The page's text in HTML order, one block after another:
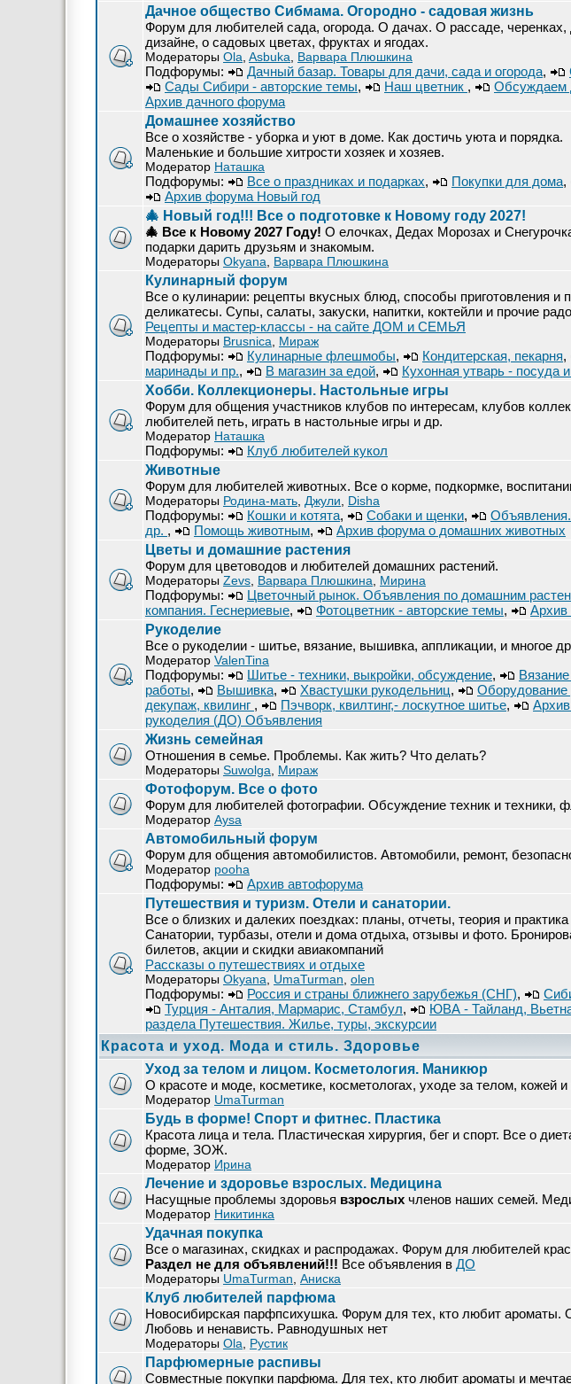
Дачное общество Сибмама. Огородно - садовая жизнь
Форум для любителей сада, огорода. О дачах. О рассаде,
дизайне, о садовых цветах, фруктах и ягодах.
Модераторы Ola Asbuka Варвара Плюшкина
Подфорумы: Дачный базар. Товары для дачи, сада и огорода,
Сады Сибири - авторские темы, Наш цветник , Обсуждаем
Архив дачного форума
Домашнее хозяйство
Все о хозяйстве - уборка и уют в доме. Как достичь уюта и порядка.
Маленькие и большие хитрости хозяек и хозяев.
Модератор Наташка
Подфорумы: Все о праздниках и подарках, Покупки для дома,
Архив форума Новый год
🎄 Новый год!!! Все о подготовке к Новому году 2027!
🎄 Все к Новому 2027 Году! О елочках, Дедах Морозах и
подарки дарить друзьям и знакомым.
Модераторы Okyana Варвара Плюшкина
Кулинарный форум
Все о кулинарии: рецепты вкусных блюд, способы приготовления
деликатесы. Супы, салаты, закуски, напитки, коктейли и прочие
Рецепты и мастер-классы - на сайте ДОМ и СЕМЬЯ
Модераторы Brusnica Мираж
Подфорумы: Кулинарные флешмобы, Кондитерская, пекарня,
маринады и пр., В магазин за едой, Кухонная утварь - посуда
Хобби. Коллекционеры. Настольные игры
Форум для общения участников клубов по интересам, клубов
любителей петь, играть в настольные игры и др.
Модератор Наташка
Подфорумы: Клуб любителей кукол
Животные
Форум для любителей животных. Все о корме, подкормке,
Модераторы Родина-мать Джули Disha
Подфорумы: Кошки и котята, Собаки и щенки,
др. , Помощь животным, Архив форума о домашних животных
Цветы и домашние растения
Форум для цветоводов и любителей домашних растений.
Модераторы Zevs Варвара Плюшкина Мирина
Подфорумы: Цветочный рынок. Объявления по домашним
компания. Геснериевые, Фотоцветник - авторские темы, Архив
Рукоделие
Все о рукоделии - шитье, вязание, вышивка, аппликации, и многое
Модератор ValenTina
Подфорумы: Шитье - техники, выкройки, обсуждение,
работы, Вышивка, Хвастушки рукодельниц, Оборудование
декупаж, квилинг , Пэчворк, квилтинг,- лоскутное шитье,
рукоделия (ДО) Объявления
Жизнь семейная
Отношения в семье. Проблемы. Как жить? Что делать?
Модераторы Suwolga Мираж
Фотофорум. Все о фото
Форум для любителей фотографии. Обсуждение техник и техники,
Модератор Aysa
Автомобильный форум
Форум для общения автомобилистов. Автомобили, ремонт,
Модератор pooha
Подфорумы: Архив автофорума
Путешествия и туризм. Отели и санатории.
Все о близких и далеких поездках: планы, отчеты, теория и
Санатории, турбазы, отели и дома отдыха, отзывы и фото.
билетов, акции и скидки авиакомпаний
Рассказы о путешествиях и отдыхе
Модераторы Okyana UmaTurman olen
Подфорумы: Россия и страны ближнего зарубежья (СНГ),
Турция - Анталия, Мармарис, Стамбул, ЮВА - Тайланд,
раздела Путешествия. Жилье, туры, экскурсии
Красота и уход. Мода и стиль. Здоровье
Уход за телом и лицом. Косметология. Маникюр
О красоте и моде, косметике, косметологах, уходе за телом, кожей и
Модератор UmaTurman
Будь в форме! Спорт и фитнес. Пластика
Красота лица и тела. Пластическая хирургия, бег и спорт. Все о
форме, ЗОЖ.
Модератор Ирина
Лечение и здоровье взрослых. Медицина
Насущные проблемы здоровья взрослых членов наших семей.
Модератор Никитинка
Удачная покупка
Все о магазинах, скидках и распродажах. Форум для любителей
Раздел не для объявлений!!! Все объявления в ДО
Модераторы UmaTurman Аниска
Клуб любителей парфюма
Новосибирская парфпсихушка. Форум для тех, кто любит
Любовь и ненависть. Равнодушных нет
Модераторы Ola Рустик
Парфюмерные распивы
Совместные покупки парфюма. Для тех, кто любит ароматы и